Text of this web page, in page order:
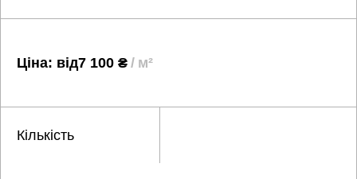
Ціна: від7 100 ₴ м²
Кількість